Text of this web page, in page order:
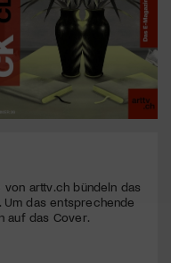
arttv.ch bündeln das
Um das entsprechende
auf das Cover.